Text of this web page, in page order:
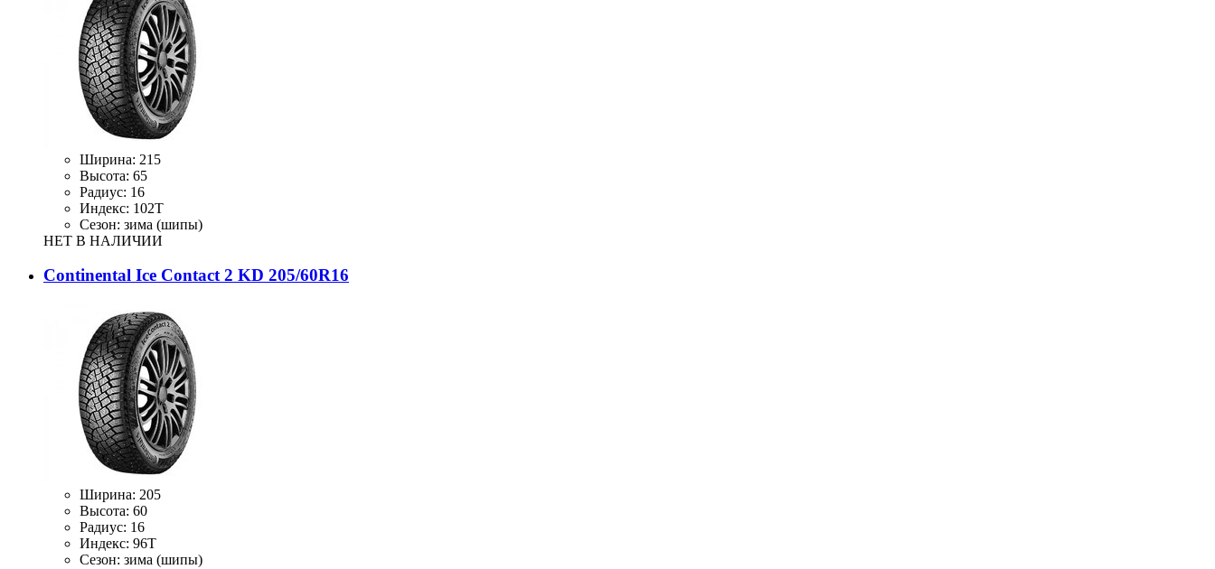
Ширина: 215
Высота: 65
Радиус: 16
Индекс: 102T
Сезон: зима (шипы)
НЕТ В НАЛИЧИИ
Continental Ice Contact 2 KD 205/60R16
Ширина: 205
Высота: 60
Радиус: 16
Индекс: 96Т
Сезон: зима (шипы)